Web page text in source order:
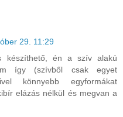
29. 11:29
készíthető, én a szív alakú
így (szívből csak egyet
könnyebb egyformákat
elázás nélkül és megvan a